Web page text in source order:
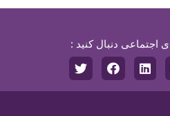
اجتماعی دنبال کنید :